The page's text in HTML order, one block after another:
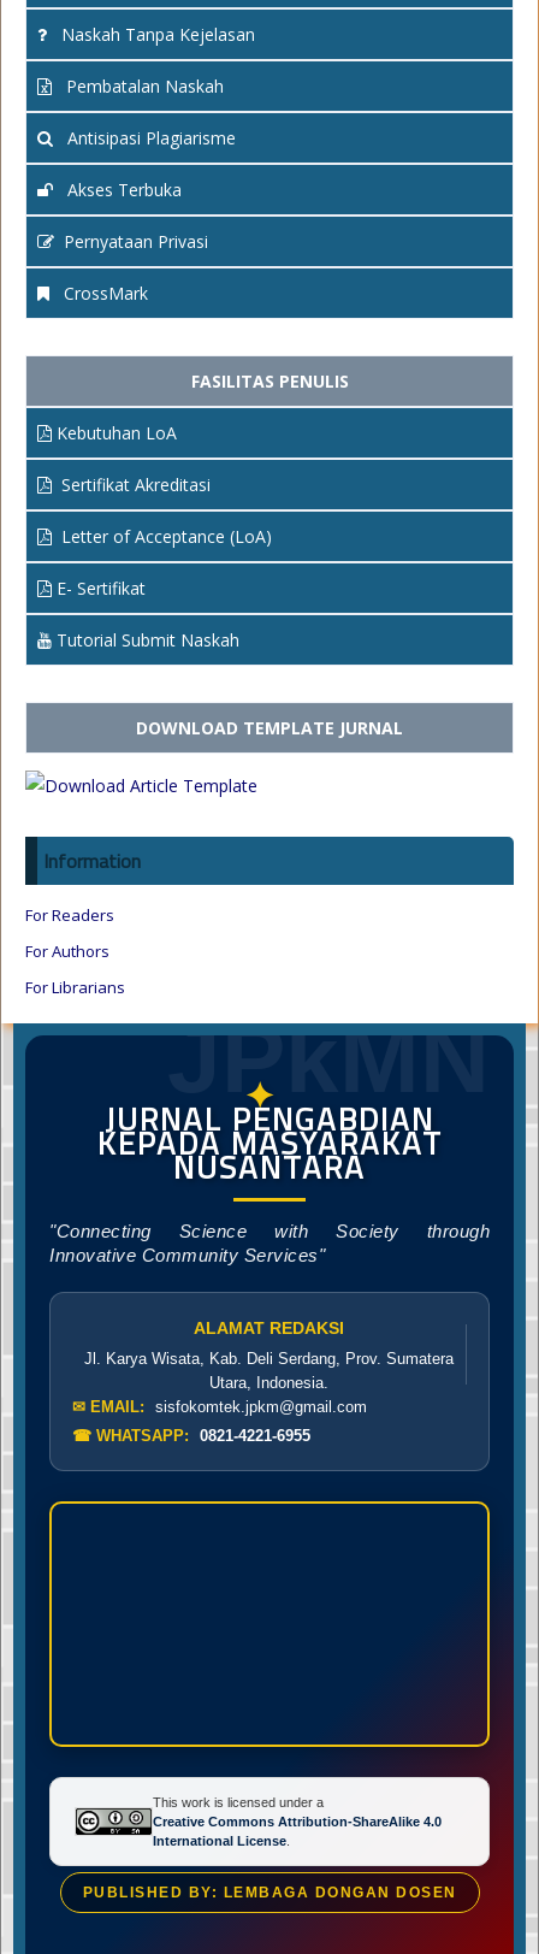
Naskah Tanpa Kejelasan
Pembatalan Naskah
Antisipasi Plagiarisme
Akses Terbuka
Pernyataan Privasi
CrossMark
FASILITAS PENULIS
Kebutuhan LoA
Sertifikat Akreditasi
Letter of Acceptance (LoA)
E- Sertifikat
Tutorial Submit Naskah
DOWNLOAD TEMPLATE JURNAL
Information
For Readers
For Authors
For Librarians
JPkMN
✦
JURNAL PENGABDIAN
KEPADA MASYARAKAT
NUSANTARA
"Connecting Science with Society through
Innovative Community Services"
ALAMAT REDAKSI
Jl. Karya Wisata, Kab. Deli Serdang, Prov. Sumatera
Utara, Indonesia.
✉ EMAIL:
sisfokomtek.jpkm@gmail.com
☎ WHATSAPP:
0821-4221-6955
This work is licensed under a
Creative Commons Attribution-ShareAlike 4.0
International License
PUBLISHED BY: LEMBAGA DONGAN DOSEN